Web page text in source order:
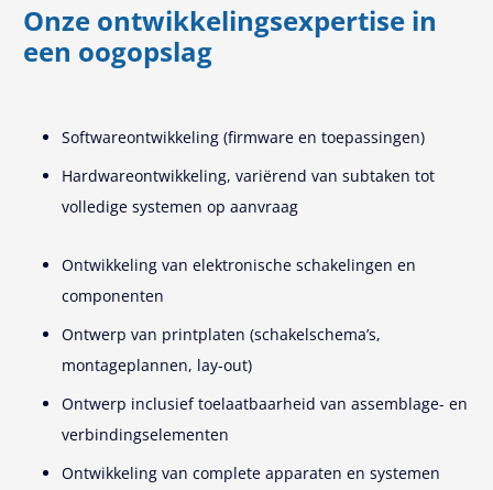
Onze ontwikkelingsexpertise in
een oogopslag
Softwareontwikkeling (firmware en toepassingen)
Hardwareontwikkeling, variërend van subtaken tot
volledige systemen op aanvraag
Ontwikkeling van elektronische schakelingen en
componenten
Ontwerp van printplaten (schakelschema’s,
montageplannen, lay-out)
Ontwerp inclusief toelaatbaarheid van assemblage- en
verbindingselementen
Ontwikkeling van complete apparaten en systemen